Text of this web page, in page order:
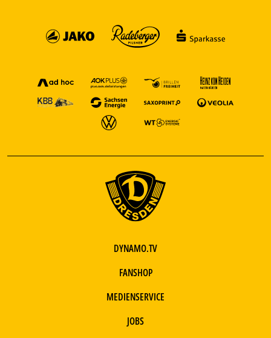
DYNAMO.TV
FANSHOP
MEDIENSERVICE
JOBS